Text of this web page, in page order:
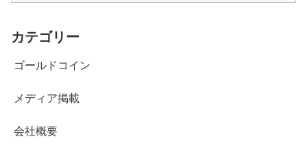
カテゴリー
ゴールドコイン
メディア掲載
会社概要